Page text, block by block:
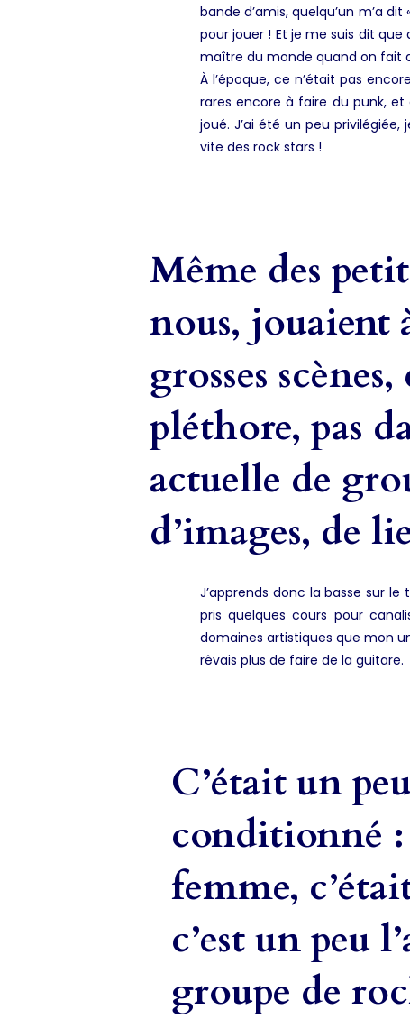
bande d’amis, quelqu’un m’a
pour jouer ! Et je me suis dit que
maître du monde quand on fait
À l’époque, ce n’était pas
rares encore à faire du punk,
joué. J’ai été un peu
vite des rock stars !
Même des
nous, jouaient
grosses
pléthore, pas
actuelle de
d’images, de
J’apprends donc la basse sur
pris quelques cours pour
domaines artistiques que mon
rêvais plus de faire de la guitare.
C’était un
conditionné :
femme,
c’est un peu
groupe de